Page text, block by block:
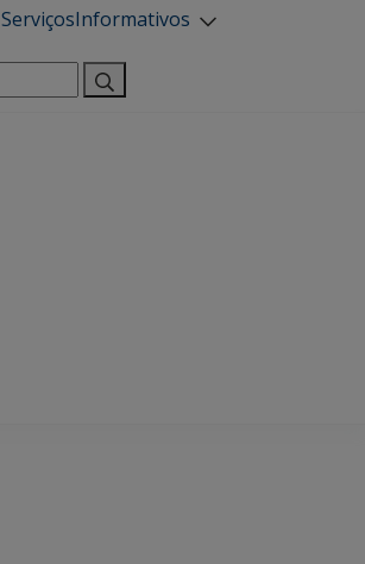
ServiçosInformativos